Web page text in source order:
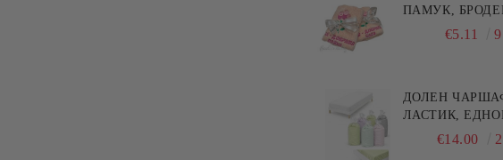
ПАМУК,
ДОБАРАТА
€5.11
ДОЛЕН
ЛАСТИК,
100% ПАМУК,
€14.00